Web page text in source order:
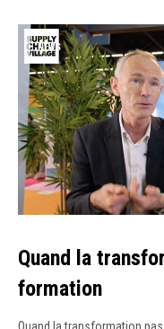
NEWS
Quand la
formation